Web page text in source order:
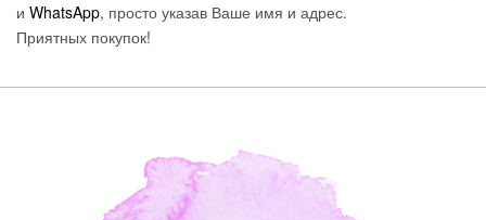
и WhatsApp, просто указав Ваше имя и адрес.
Приятных покупок!